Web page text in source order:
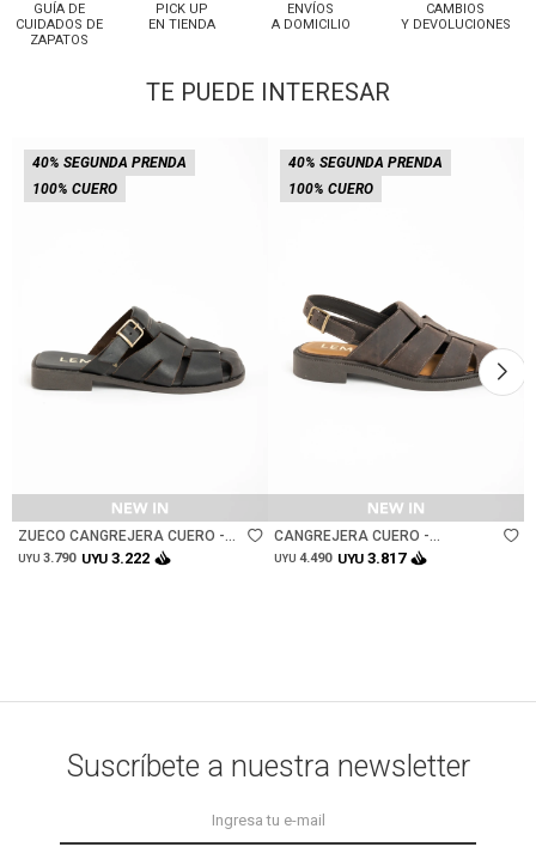
GUÍA DE
CUIDADOS DE
ZAPATOS
PICK UP
EN TIENDA
ENVÍOS
A DOMICILIO
CAMBIOS
Y DEVOLUCIONES
TE PUEDE INTERESAR
100% CUERO
40% SEGUNDA PRENDA
Talle
ZUECO CANGREJERA CUERO -
CHOCOLATE
UYU 3.790 UYU 3.222
100% CUERO
40% SEGUNDA PRENDA
Talle
CANGREJERA CUERO -
CHOCOLATE
UYU 4.490 UYU 3.817
Suscríbete a nuestra newsletter